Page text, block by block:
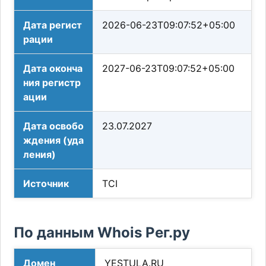
Дата регист
рации
2026-06-23T09:07:52+05:00
Дата оконча
ния регистр
ации
2027-06-23T09:07:52+05:00
Дата освобо
ждения (уда
ления)
23.07.2027
Источник TCI
По данным Whois Рег.ру
Домен YESTULA.RU